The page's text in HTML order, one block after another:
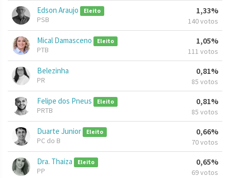
Edson Araujo Eleito
PSB
1,33%
140 votos
Mical Damasceno Eleito
PTB
1,05%
111 votos
Belezinha
PR
0,81%
85 votos
Felipe dos Pneus Eleito
PRTB
0,81%
85 votos
Duarte Junior Eleito
PC do B
0,66%
70 votos
Dra. Thaiza Eleito
PP
0,65%
69 votos